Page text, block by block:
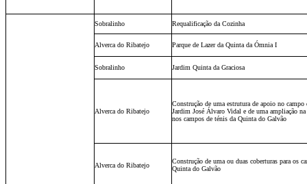
Sobralinho Requalificação da Cozinha
Alverca do Ribatejo Parque de Lazer da Quinta da Ómnia I
Sobralinho Jardim Quinta da Graciosa
Alverca do Ribatejo
Construção de uma estrutura de apoio no
Jardim José Álvaro Vidal e de uma ampliação
nos campos de ténis da Quinta do Galvão
Alverca do Ribatejo
Construção de uma ou duas coberturas para os
Quinta do Galvão